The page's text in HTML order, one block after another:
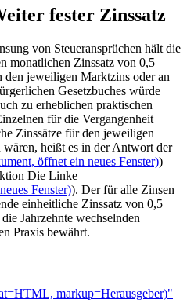
fester Zinssatz
von Steueransprüchen hält die
monatlichen Zinssatz von 0,5
den jeweiligen Marktzins oder an
Gesetzbuches würde
zu erheblichen praktischen
für die Vergangenheit
Zinssätze für den jeweiligen
heißt es in der Antwort der
öffnet ein neues Fenster))
Die Linke
Fenster)). Der für alle Zinsen
einheitliche Zinssatz von 0,5
Jahrzehnte wechselnden
Praxis bewährt.
markup=Herausgeber)"